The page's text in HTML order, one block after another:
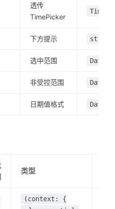
透传
TimePicker
下方提示 string
选中范围
非受控范围
日期值格式
类型
(context: {